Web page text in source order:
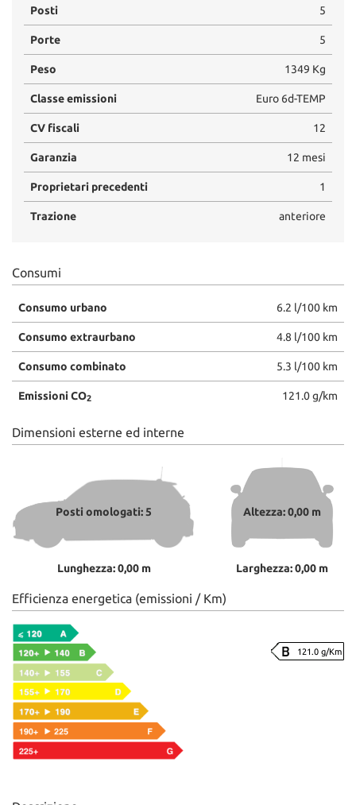
Posti 5
Porte 5
Peso 1349 Kg
Classe emissioni Euro 6d-TEMP
CV fiscali 12
Garanzia 12 mesi
Proprietari precedenti 1
Trazione anteriore
Consumi
Consumo urbano 6.2 l/100 km
Consumo extraurbano 4.8 l/100 km
Consumo combinato 5.3 l/100 km
Emissioni CO2 121.0 g/km
Dimensioni esterne ed interne
Posti omologati: 5
Lunghezza: 0,00 m
Altezza: 0,00 m
Larghezza: 0,00 m
Efficienza energetica (emissioni / Km)
121.0 g/Km